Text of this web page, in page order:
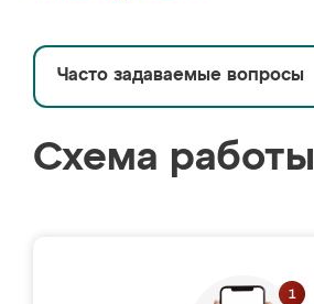
Часто задаваемые вопросы
Схема работы